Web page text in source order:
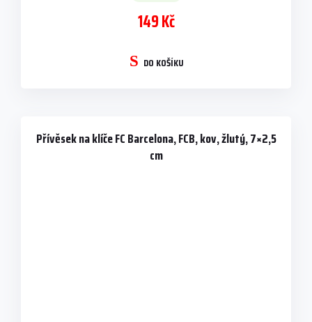
149 Kč
DO KOŠÍKU
Přívěsek na klíče FC Barcelona, FCB, kov, žlutý, 7×2,5
cm